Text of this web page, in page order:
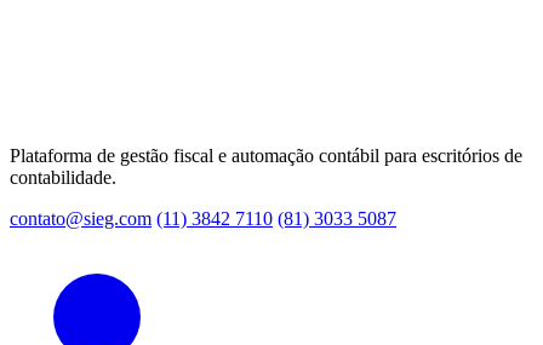
Plataforma de gestão fiscal e automação contábil para escritórios de
contabilidade.
contato@sieg.com (11) 3842 7110 (81) 3033 5087